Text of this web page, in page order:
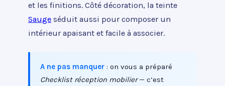
et les finitions. Côté décoration, la teinte
Sauge séduit aussi pour composer un
intérieur apaisant et facile à associer.
A ne pas manquer : on vous a préparé
Checklist réception mobilier— c’est